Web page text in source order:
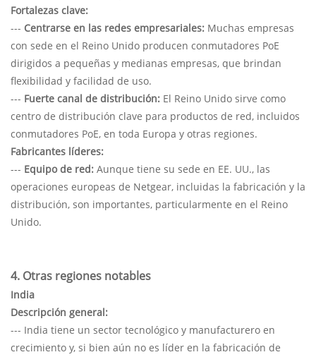
Fortalezas clave:
--- Centrarse en las redes empresariales: Muchas empresas
con sede en el Reino Unido producen conmutadores PoE
dirigidos a pequeñas y medianas empresas, que brindan
flexibilidad y facilidad de uso.
--- Fuerte canal de distribución: El Reino Unido sirve como
centro de distribución clave para productos de red, incluidos
conmutadores PoE, en toda Europa y otras regiones.
Fabricantes líderes:
--- Equipo de red: Aunque tiene su sede en EE. UU., las
operaciones europeas de Netgear, incluidas la fabricación y la
distribución, son importantes, particularmente en el Reino
Unido.
4. Otras regiones notables
India
Descripción general:
--- India tiene un sector tecnológico y manufacturero en
crecimiento y, si bien aún no es líder en la fabricación de